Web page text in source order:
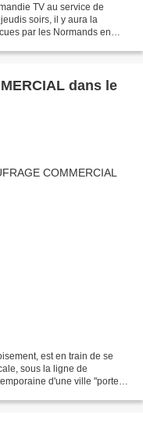
TV au service de
soirs, il y aura la
par les Normands en
dans le
est en train de se
sous la ligne de
d'une ville "porte